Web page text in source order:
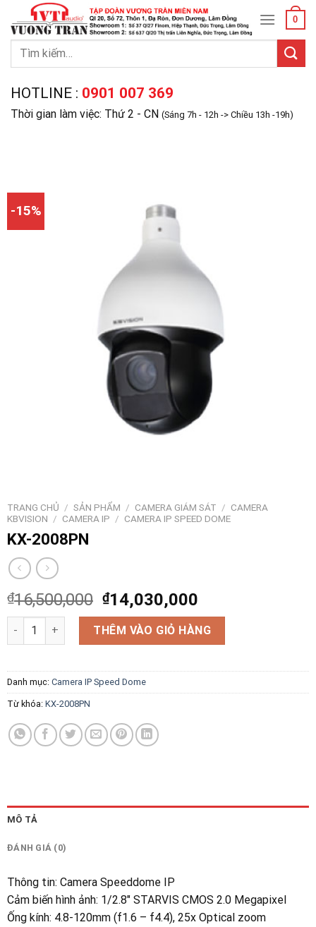
content
0
Tìm
HOTLINE : 0901 007 369
Thời gian làm việc: Thứ 2 - CN (Sáng 7h - 12h -> Chiều 13h -19h)
-15%
TRANG CHỦ / SẢN PHẨM / CAMERA GIÁM SÁT / CAMERA
KBVISION / CAMERA IP / CAMERA IP SPEED DOME
KX-2008PN
₫16,500,000 ₫14,030,000
KX-2008PN số lượngTHÊM VÀO GIỎ HÀNG
Danh mục: Camera IP Speed Dome
Từ khóa: KX-2008PN
MÔ TẢ
ĐÁNH GIÁ (0)
Thông tin: Camera Speeddome IP
Cảm biến hình ảnh: 1/2.8″ STARVIS CMOS 2.0 Megapixel
Ống kính: 4.8-120mm (f1.6 – f4.4), 25x Optical zoom